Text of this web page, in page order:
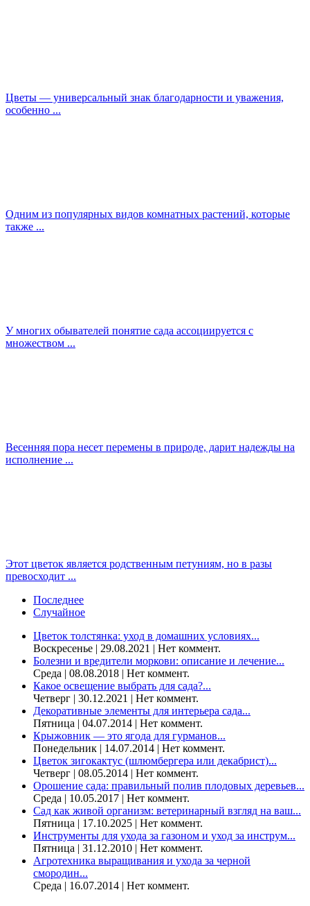
Цветы — универсальный знак благодарности и уважения,
особенно ...
Одним из популярных видов комнатных растений, которые
также ...
У многих обывателей понятие сада ассоциируется с
множеством ...
Весенняя пора несет перемены в природе, дарит надежды на
исполнение ...
Этот цветок является родственным петуниям, но в разы
превосходит ...
Последнее
Случайное
Цветок толстянка: уход в домашних условиях...
Воскресенье | 29.08.2021 | Нет коммент.
Болезни и вредители моркови: описание и лечение...
Среда | 08.08.2018 | Нет коммент.
Какое освещение выбрать для сада?...
Четверг | 30.12.2021 | Нет коммент.
Декоративные элементы для интерьера сада...
Пятница | 04.07.2014 | Нет коммент.
Крыжовник — это ягода для гурманов...
Понедельник | 14.07.2014 | Нет коммент.
Цветок зигокактус (шлюмбергера или декабрист)...
Четверг | 08.05.2014 | Нет коммент.
Орошение сада: правильный полив плодовых деревьев...
Среда | 10.05.2017 | Нет коммент.
Сад как живой организм: ветеринарный взгляд на ваш...
Пятница | 17.10.2025 | Нет коммент.
Инструменты для ухода за газоном и уход за инструм...
Пятница | 31.12.2010 | Нет коммент.
Агротехника выращивания и ухода за черной
смородин...
Среда | 16.07.2014 | Нет коммент.